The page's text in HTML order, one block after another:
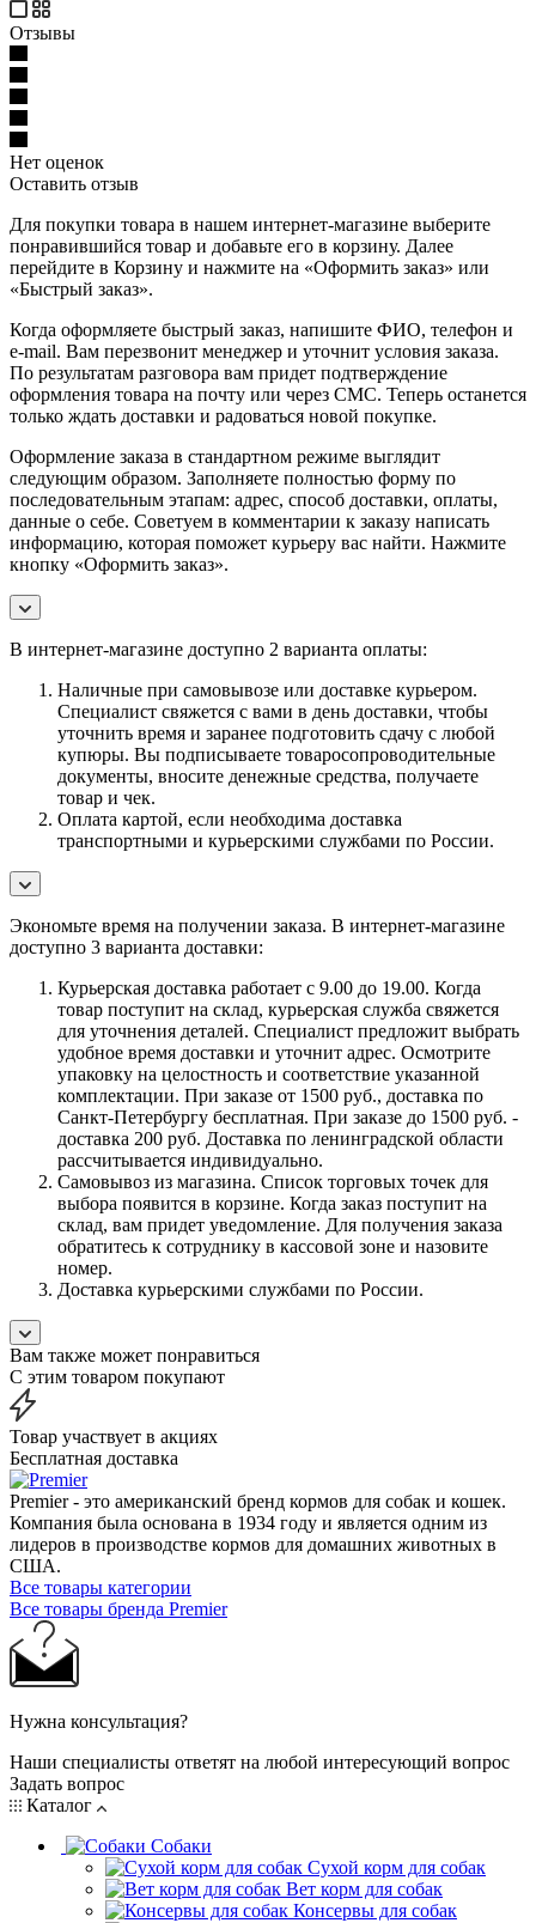
Отзывы
Нет оценок
Оставить отзыв
Для покупки товара в нашем интернет-магазине выберите
понравившийся товар и добавьте его в корзину. Далее
перейдите в Корзину и нажмите на «Оформить заказ» или
«Быстрый заказ».
Когда оформляете быстрый заказ, напишите ФИО, телефон и
e-mail. Вам перезвонит менеджер и уточнит условия заказа.
По результатам разговора вам придет подтверждение
оформления товара на почту или через СМС. Теперь останется
только ждать доставки и радоваться новой покупке.
Оформление заказа в стандартном режиме выглядит
следующим образом. Заполняете полностью форму по
последовательным этапам: адрес, способ доставки, оплаты,
данные о себе. Советуем в комментарии к заказу написать
информацию, которая поможет курьеру вас найти. Нажмите
кнопку «Оформить заказ».
В интернет-магазине доступно 2 варианта оплаты:
Наличные при самовывозе или доставке курьером.
Специалист свяжется с вами в день доставки, чтобы
уточнить время и заранее подготовить сдачу с любой
купюры. Вы подписываете товаросопроводительные
документы, вносите денежные средства, получаете
товар и чек.
Оплата картой, если необходима доставка
транспортными и курьерскими службами по России.
Экономьте время на получении заказа. В интернет-магазине
доступно 3 варианта доставки:
Курьерская доставка работает с 9.00 до 19.00. Когда
товар поступит на склад, курьерская служба свяжется
для уточнения деталей. Специалист предложит выбрать
удобное время доставки и уточнит адрес. Осмотрите
упаковку на целостность и соответствие указанной
комплектации. При заказе от 1500 руб., доставка по
Санкт-Петербургу бесплатная. При заказе до 1500 руб. -
доставка 200 руб. Доставка по ленинградской области
рассчитывается индивидуально.
Самовывоз из магазина. Список торговых точек для
выбора появится в корзине. Когда заказ поступит на
склад, вам придет уведомление. Для получения заказа
обратитесь к сотруднику в кассовой зоне и назовите
номер.
Доставка курьерскими службами по России.
Вам также может понравиться
С этим товаром покупают
Товар участвует в акциях
Бесплатная доставка
Premier - это американский бренд кормов для собак и кошек.
Компания была основана в 1934 году и является одним из
лидеров в производстве кормов для домашних животных в
США.
Все товары категории
Все товары бренда Premier
Нужна консультация?
Наши специалисты ответят на любой интересующий вопрос
Задать вопрос
Каталог
Собаки
Сухой корм для собак
Вет корм для собак
Консервы для собак